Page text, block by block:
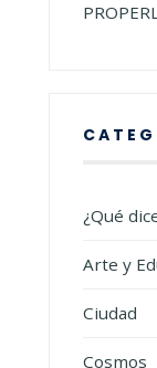
¿Qué
Arte y
Ciudad
Cosmos